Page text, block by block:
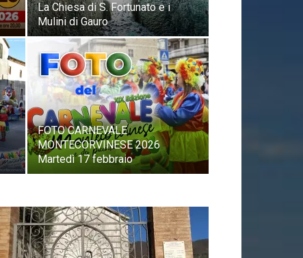
La Chiesa di S. Fortunato e i
Mulini di Gauro
FOTO CARNEVALE
MONTECORVINESE 2026
Martedì 17 febbraio